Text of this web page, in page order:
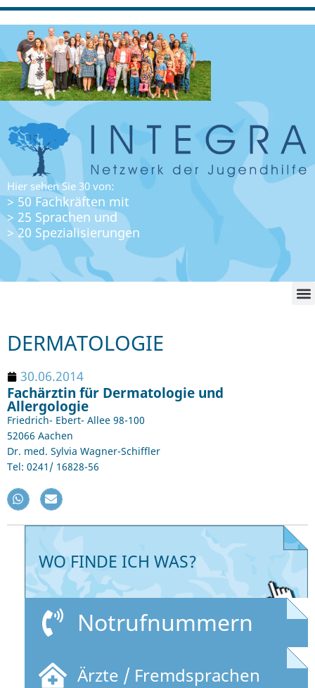
Hier sehen Sie 30 von:
> 50 Fachkräften mit
> 25 Sprachen und
> 20 Spezialisierungen
DERMATOLOGIE
30.06.2014
Fachärztin für Dermatologie und
Allergologie
Friedrich- Ebert- Allee 98-100
52066 Aachen
Dr. med. Sylvia Wagner-Schiffler
Tel: 0241/ 16828-56
WO FINDE ICH WAS?
Notrufnummern
Ärzte / Fremdsprachen